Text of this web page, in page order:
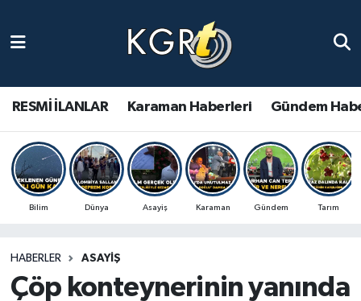
RESMİ İLANLAR Karaman Haberleri Gündem
Bilim Dünya Asayiş Karaman Gündem Tarım
HABERLER ASAYIŞ
Çöp konteynerinin yanında
Gündem Haberleri
Güncel Haberler
Spor Haberleri
Ulusal Haberler